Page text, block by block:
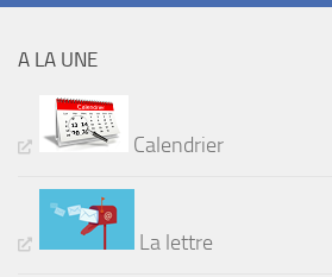
A LA UNE
Calendrier
La lettre